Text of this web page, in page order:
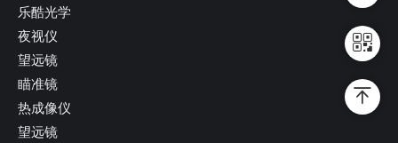
乐酷光学
夜视仪
望远镜
瞄准镜
热成像仪
望远镜